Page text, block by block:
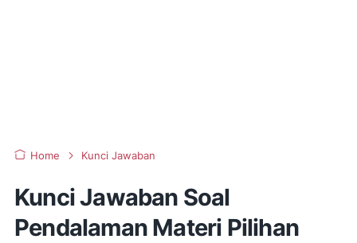
Home Kunci Jawaban
Kunci Jawaban Soal
Pendalaman Materi Pilihan